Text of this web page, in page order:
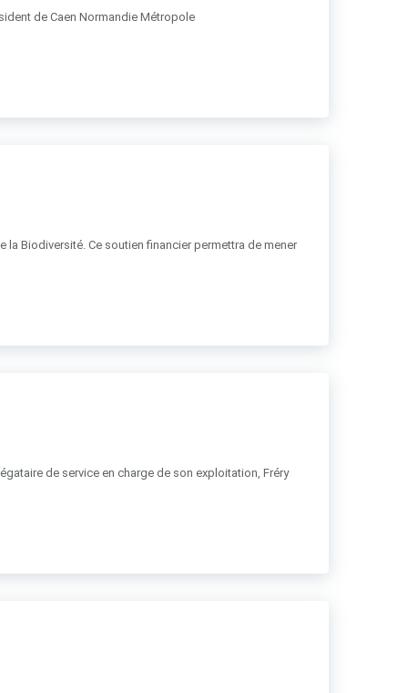
de Caen Normandie Métropole
la Biodiversité. Ce soutien financier permettra de mener
de service en charge de son exploitation, Fréry